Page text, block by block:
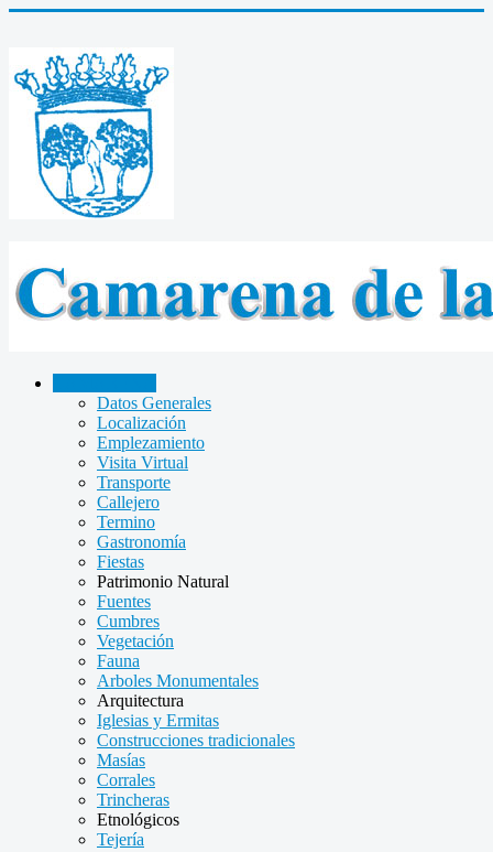
Datos Generales
Localización
Emplezamiento
Visita Virtual
Transporte
Callejero
Termino
Gastronomía
Fiestas
Patrimonio Natural
Fuentes
Cumbres
Vegetación
Fauna
Arboles Monumentales
Arquitectura
Iglesias y Ermitas
Construcciones tradicionales
Masías
Corrales
Trincheras
Etnológicos
Tejería